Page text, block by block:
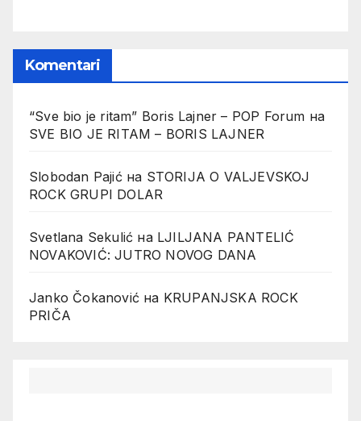
Komentari
“Sve bio je ritam” Boris Lajner – POP Forum на
SVE BIO JE RITAM – BORIS LAJNER
Slobodan Pajićна STORIJA O VALJEVSKOJ
ROCK GRUPI DOLAR
Svetlana Sekulić на LJILJANA PANTELIĆ
NOVAKOVIĆ: JUTRO NOVOG DANA
Janko Čokanović на KRUPANJSKA ROCK
PRIČA